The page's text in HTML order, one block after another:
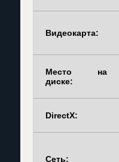
Видеокарта:
Место на
диске:
DirectX:
Сеть: